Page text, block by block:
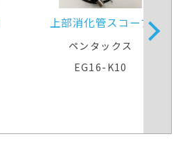
上部消化管スコープ
ペンタックス
EG16-K10